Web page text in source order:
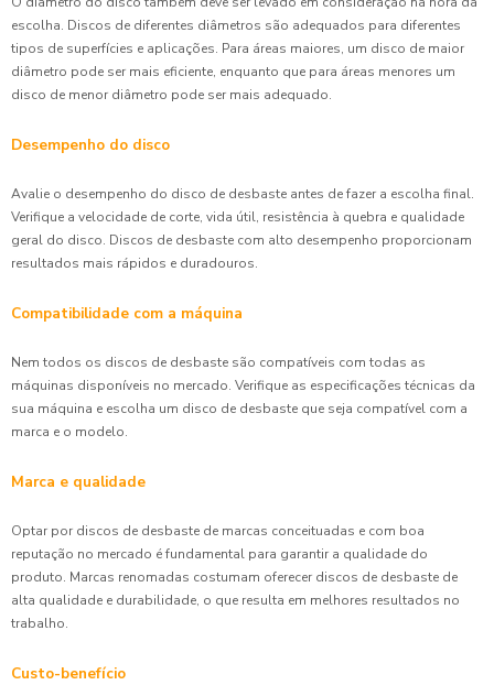
escolha. Discos de diferentes diâmetros são adequados para diferentes
tipos de superfícies e aplicações. Para áreas maiores, um disco de maior
diâmetro pode ser mais eficiente, enquanto que para áreas menores um
disco de menor diâmetro pode ser mais adequado.
Desempenho do disco
Avalie o desempenho do disco de desbaste antes de fazer a escolha final.
Verifique a velocidade de corte, vida útil, resistência à quebra e qualidade
geral do disco. Discos de desbaste com alto desempenho proporcionam
resultados mais rápidos e duradouros.
Compatibilidade com a máquina
Nem todos os discos de desbaste são compatíveis com todas as
máquinas disponíveis no mercado. Verifique as especificações técnicas da
sua máquina e escolha um disco de desbaste que seja compatível com a
marca e o modelo.
Marca e qualidade
Optar por discos de desbaste de marcas conceituadas e com boa
reputação no mercado é fundamental para garantir a qualidade do
produto. Marcas renomadas costumam oferecer discos de desbaste de
alta qualidade e durabilidade, o que resulta em melhores resultados no
trabalho.
Custo-benefício